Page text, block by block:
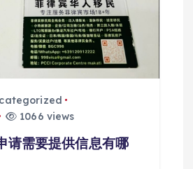
1066 views
需要提供信息有哪